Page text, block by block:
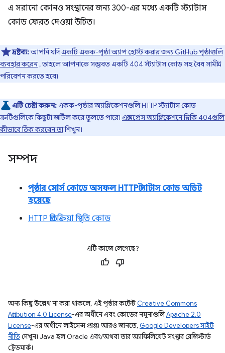
এ সরানো কোনও সংস্থানের জন্য 300-এর মধ্যে একটি স্ট্যাটাস
কোড ফেরত দেওয়া উচিত।
দ্রষ্টব্য:আপনি যদিএকটি একক-পৃষ্ঠা অ্যাপ হোস্ট করার জন্য GitHub পৃষ্ঠাগুলি
ব্যবহার করেন, তাহলে আপনাকে সম্ভবত একটি 404 স্ট্যাটাস কোড সহ বৈধ সামগ্রী
পরিবেশন করতে হবে৷
এটি চেষ্টা করুন:একক-পৃষ্ঠার অ্যাপ্লিকেশনগুলি HTTP স্ট্যাটাস কোড
ত্রুটিগুলিকে কিছুটা জটিল করে তুলতে পারে৷ এক্সপ্রেস অ্যাপ্লিকেশনে স্নিকি 404গুলি
কীভাবে ঠিক করবেন তাশিখুন।
সম্পদ
পৃষ্ঠার সোর্স কোডে অসফল HTTP স্ট্যাটাস কোড অডিট
হয়েছে
HTTP প্রতিক্রিয়া স্থিতি কোড
এটি কাজে লেগেছে?
অন্য কিছু উল্লেখ না করা থাকলে, এই পৃষ্ঠার কন্টেন্ট Creative Commons
Attribution 4.0 License-এর অধীনে এবং কোডের নমুনাগুলিApache 2.0
License-এর অধীনে লাইসেন্স প্রাপ্ত। আরও জানতে, Google Developers সাইট
নীতিদেখুন। Java হল Oracle এবং/অথবা তার অ্যাফিলিয়েট সংস্থার রেজিস্টার্ড
ট্রেডমার্ক।